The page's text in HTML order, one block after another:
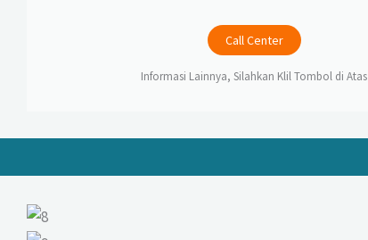
Call Center
Informasi Lainnya, Silahkan Klil Tombol di Atas